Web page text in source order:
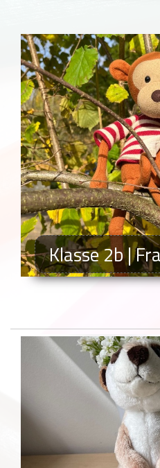
Klasse 2b |